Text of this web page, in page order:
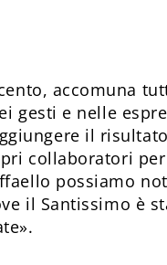
accomuna
gesti e nelle
il
collaboratori
possiamo
il Santissimo è